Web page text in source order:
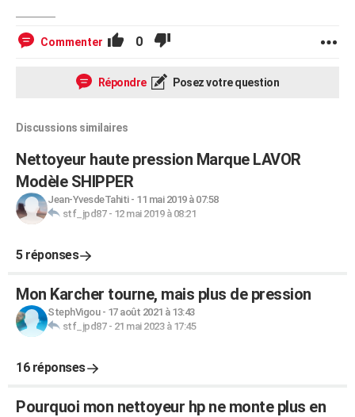
Commenter 0
Répondre Posez votre question
Discussions similaires
Nettoyeur haute pression Marque LAVOR
Modèle SHIPPER
Jean-YvesdeTahiti- 11 mai 2019 à 07:58
stf_jpd87- 12 mai 2019 à 08:21
5 réponses
Mon Karcher tourne, mais plus de pression
StephVigou- 17 août 2021 à 13:43
stf_jpd87- 21 mai 2023 à 17:45
16 réponses
Pourquoi mon nettoyeur hp ne monte plus en